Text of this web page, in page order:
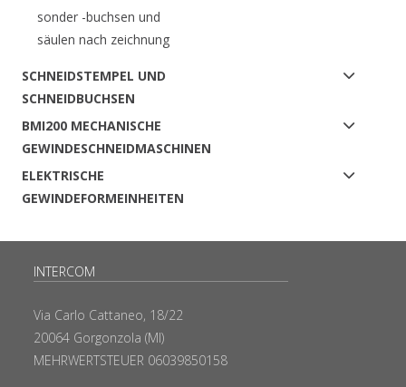
sonder -buchsen und
säulen nach zeichnung
SCHNEIDSTEMPEL UND
SCHNEIDBUCHSEN
BMI200 MECHANISCHE
GEWINDESCHNEIDMASCHINEN
ELEKTRISCHE
GEWINDEFORMEINHEITEN
INTERCOM
Via Carlo Cattaneo, 18/22
20064 Gorgonzola (MI)
MEHRWERTSTEUER 06039850158